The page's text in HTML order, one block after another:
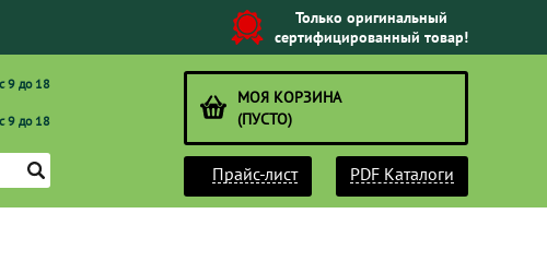
Только оригинальный
сертифицированный товар!
9 до 18
9 до 18
МОЯ КОРЗИНА
(ПУСТО)
Прайс-лист PDF Каталоги